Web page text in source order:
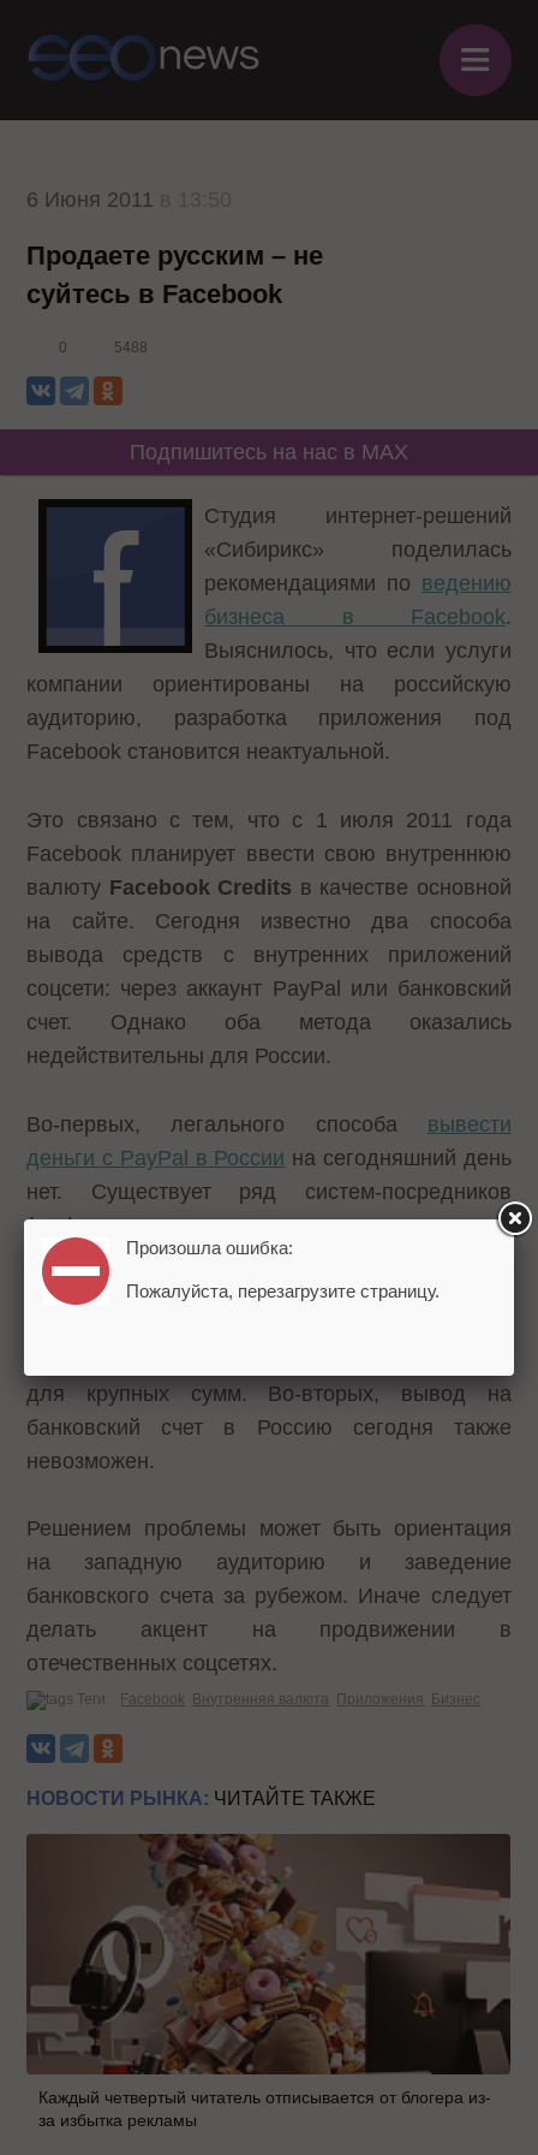
≡
6 Июня 2011
Продаете русским – не
суйтесь в Facebook
0 5488
Подпишитесь на нас в MAX
Студия интернет-решений
«Сибирикс» поделилась
рекомендациями по ведению
бизнеса в Facebook.
Выяснилось, что если услуги
компании ориентированы на российскую
аудиторию, разработка приложения под
Facebook становится неактуальной.
Это связано с тем, что с 1 июля 2011 года
Facebook планирует ввести свою внутреннюю
валюту Facebook Credits в качестве основной
на сайте. Сегодня известно два способа
вывода средств с внутренних приложений
соцсети: через аккаунт PayPal или банковский
счет. Однако оба метода оказались
недействительны для России.
Во-первых, легального способа вывести
деньги с PayPal в России на сегодняшний день
нет. Существует ряд систем-посредников
(exchange.ermoney.com, regnow.com,
plimus.com, payproglobal.com и т.п.) с комиссией
в размере 5-10%, а такжемеждународная
для крупных сумм. Во-вторых, вывод на
банковский счет в Россию сегодня также
невозможен.
Решением проблемы может быть ориентация
на западную аудиторию и заведение
банковского счета за рубежом. Иначе следует
делать акцент на продвижении в
отечественных соцсетях.
Теги: Facebook Внутренняя валюта Приложения Бизнес
НОВОСТИ РЫНКА: ЧИТАЙТЕ ТАКЖЕ
Каждый четвертый читатель отписывается от блогера из-
за избытка рекламы
Произошла ошибка:
Пожалуйста, перезагрузите страницу.